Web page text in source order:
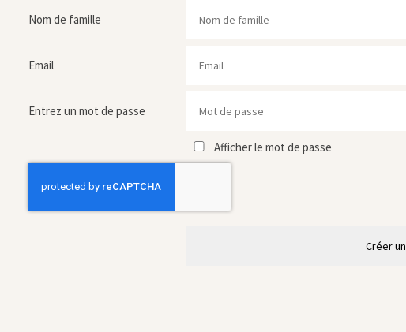
Nom de famille
Email
Entrez un mot de passe
Afficher le mot de passe
Créer